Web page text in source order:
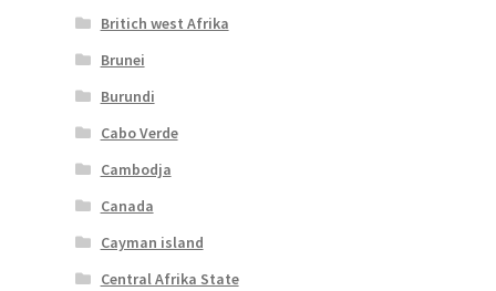
Britich west Afrika
Brunei
Burundi
Cabo Verde
Cambodja
Canada
Cayman island
Central Afrika State